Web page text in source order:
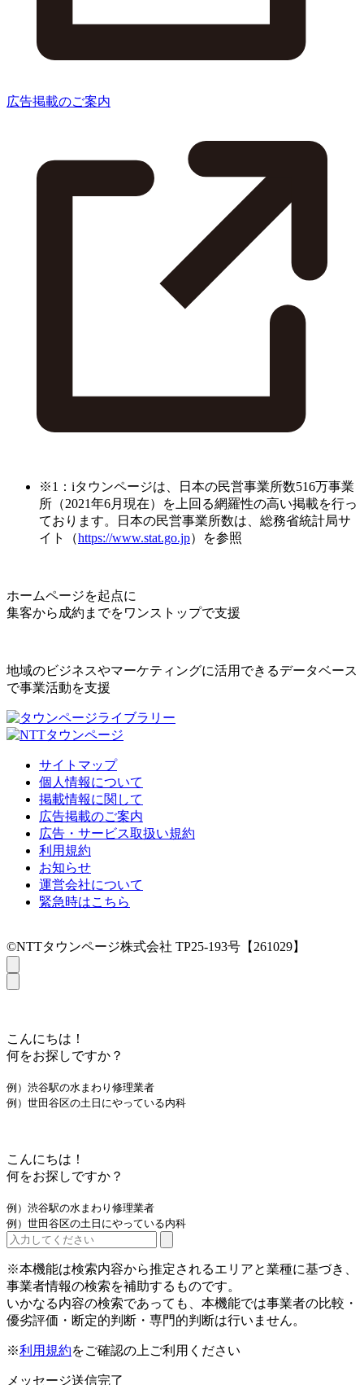
広告掲載のご案内
※1：iタウンページは、日本の民営事業所数516万事業
所（2021年6月現在）を上回る網羅性の高い掲載を行っ
ております。日本の民営事業所数は、総務省統計局サ
イト（https://www.stat.go.jp）を参照
ホームページを起点に
集客から成約までをワンストップで支援
地域のビジネスやマーケティングに活用できるデータベース
で事業活動を支援
サイトマップ
個人情報について
掲載情報に関して
広告掲載のご案内
広告・サービス取扱い規約
利用規約
お知らせ
運営会社について
緊急時はこちら
©NTTタウンページ株式会社 TP25-193号【261029】
こんにちは！
何をお探しですか？
例）渋谷駅の水まわり修理業者
例）世田谷区の土日にやっている内科
こんにちは！
何をお探しですか？
例）渋谷駅の水まわり修理業者
例）世田谷区の土日にやっている内科
※本機能は検索内容から推定されるエリアと業種に基づき、
事業者情報の検索を補助するものです。
いかなる内容の検索であっても、本機能では事業者の比較・
優劣評価・断定的判断・専門的判断は行いません。
※利用規約をご確認の上ご利用ください
メッセージ送信完了